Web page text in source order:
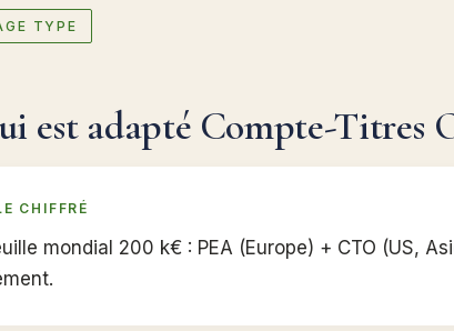
TYPE
est adapté Compte-Titres
CHIFFRÉ
mondial 200 k€ : PEA (Europe) + CTO (US,